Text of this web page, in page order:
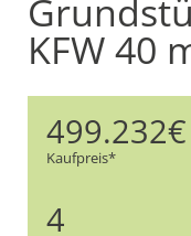
KFW 40
499.232€
Kaufpreis*
4